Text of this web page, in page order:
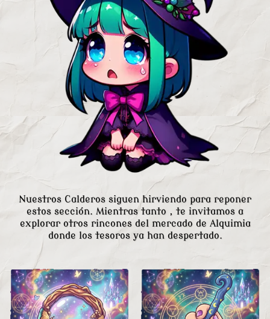
Nuestros Calderos siguen hirviendo para reponer
estos sección. Mientras tanto , te invitamos a
explorar otros rincones del mercado de Alquimia
donde los tesoros ya han despertado.